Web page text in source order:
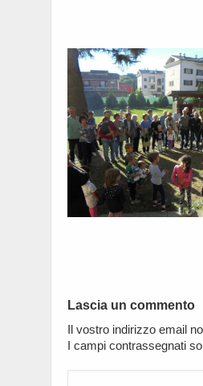
Lascia un commento
Il vostro indirizzo email
I campi contrassegnati